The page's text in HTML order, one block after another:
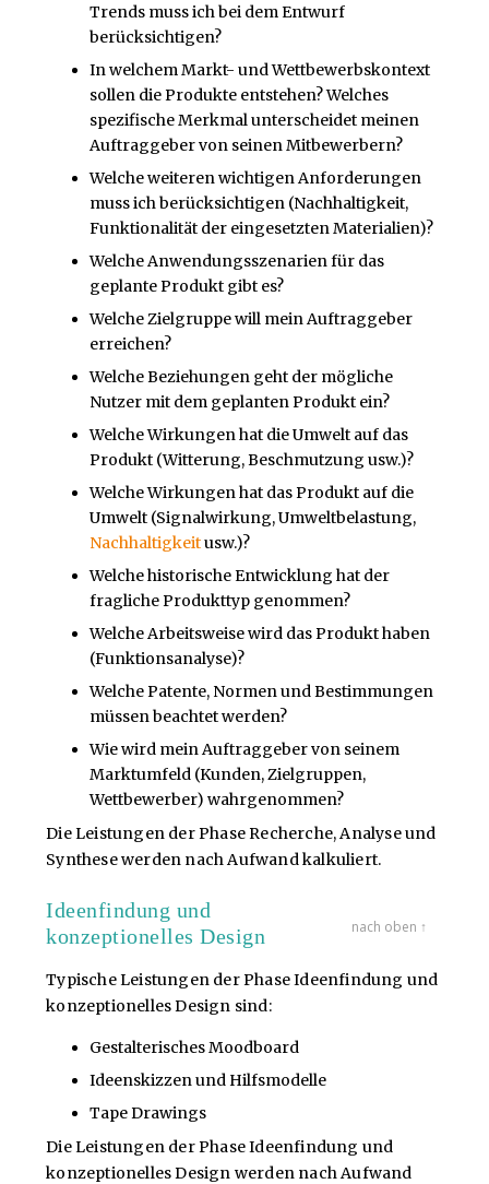
Trends muss ich bei dem Entwurf
berücksichtigen?
In welchem Markt- und Wettbewerbskontext
sollen die Produkte entstehen? Welches
spezifische Merkmal unterscheidet meinen
Auftraggeber von seinen Mitbewerbern?
Welche weiteren wichtigen Anforderungen
muss ich berücksichtigen (Nachhaltigkeit,
Funktionalität der eingesetzten Materialien)?
Welche Anwendungsszenarien für das
geplante Produkt gibt es?
Welche Zielgruppe will mein Auftraggeber
erreichen?
Welche Beziehungen geht der mögliche
Nutzer mit dem geplanten Produkt ein?
Welche Wirkungen hat die Umwelt auf das
Produkt (Witterung, Beschmutzung usw.)?
Welche Wirkungen hat das Produkt auf die
Umwelt (Signalwirkung, Umweltbelastung,
Nachhaltigkeitusw.)?
Welche historische Entwicklung hat der
fragliche Produkttyp genommen?
Welche Arbeitsweise wird das Produkt haben
(Funktionsanalyse)?
Welche Patente, Normen und Bestimmungen
müssen beachtet werden?
Wie wird mein Auftraggeber von seinem
Marktumfeld (Kunden, Zielgruppen,
Wettbewerber) wahrgenommen?
Die Leistungen der Phase Recherche, Analyse und
Synthese werden nach Aufwand kalkuliert.
Ideenfindung und
konzeptionelles Design
nach oben ↑
Typische Leistungen der Phase Ideenfindung und
konzeptionelles Design sind:
Gestalterisches Moodboard
Ideenskizzen und Hilfsmodelle
Tape Drawings
Die Leistungen der Phase Ideenfindung und
konzeptionelles Design werden nach Aufwand